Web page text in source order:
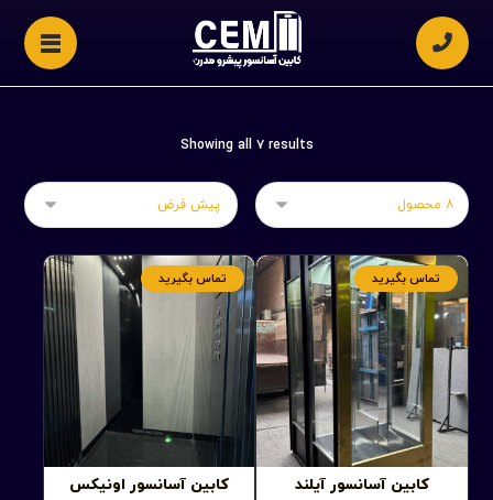
Showing all ۷ results
کابین آسانسور آیلند
تماس بگیرید
کابین آسانسور اونیکس
تماس بگیرید